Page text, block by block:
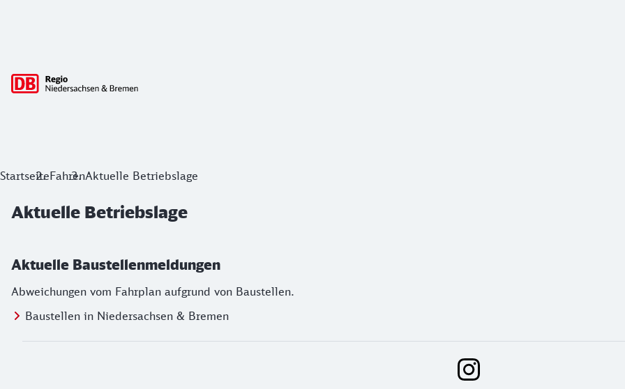
Aktuelle Betriebslage
StartseiteFahrenAktuelle Betriebslage
Aktuelle Betriebslage
Aktuelle Baustellenmeldungen
Abweichungen vom Fahrplan aufgrund von Baustellen.
Baustellen in Niedersachsen & Bremen